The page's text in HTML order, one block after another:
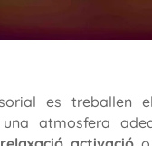
es treballen
atmosfera